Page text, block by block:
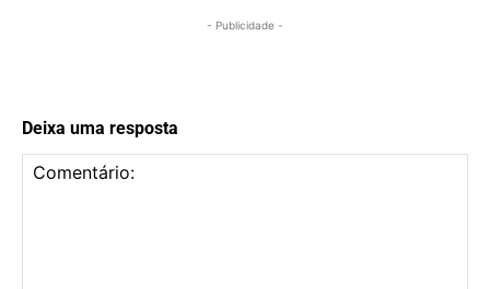
- Publicidade -
Deixa uma resposta